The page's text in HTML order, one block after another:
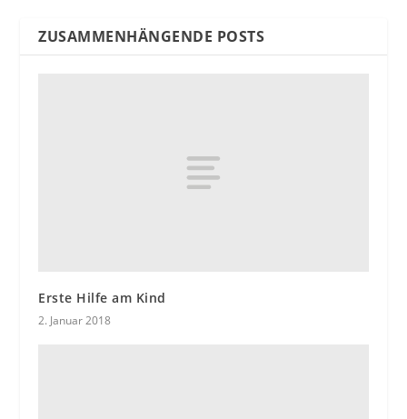
ZUSAMMENHÄNGENDE POSTS
Erste Hilfe am Kind
2. Januar 2018